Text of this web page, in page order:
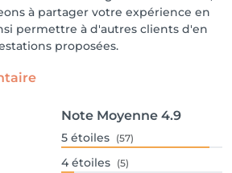
à partager votre expérience en
permettre à d'autres clients d'en
proposées.
Note Moyenne 4.9
5 étoiles (57)
4 étoiles (5)